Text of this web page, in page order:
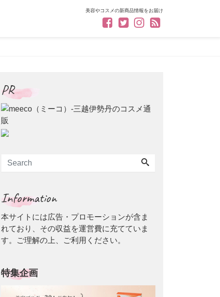
美容やコスメの新商品情報をお届け
PR
Information
本サイトには広告・プロモーションが含ま
れており、その収益を運営費に充てていま
す。ご理解の上、ご利用ください。
特集企画